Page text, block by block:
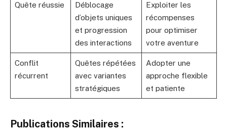
Quête réussie
Déblocage
d’objets uniques
et progression
des interactions
Exploiter les
récompenses
pour optimiser
votre aventure
Conflit
récurrent
Quêtes répétées
avec variantes
stratégiques
Adopter une
approche flexible
et patiente
Publications Similaires :